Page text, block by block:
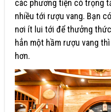
các phương tiện có trọng
nhiều tới rượu vang. Bạn
nơi ít lui tới để thưởng
hẳn một hầm rượu vang
hơn.